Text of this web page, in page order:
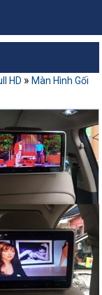
HD » Màn Hình Gối